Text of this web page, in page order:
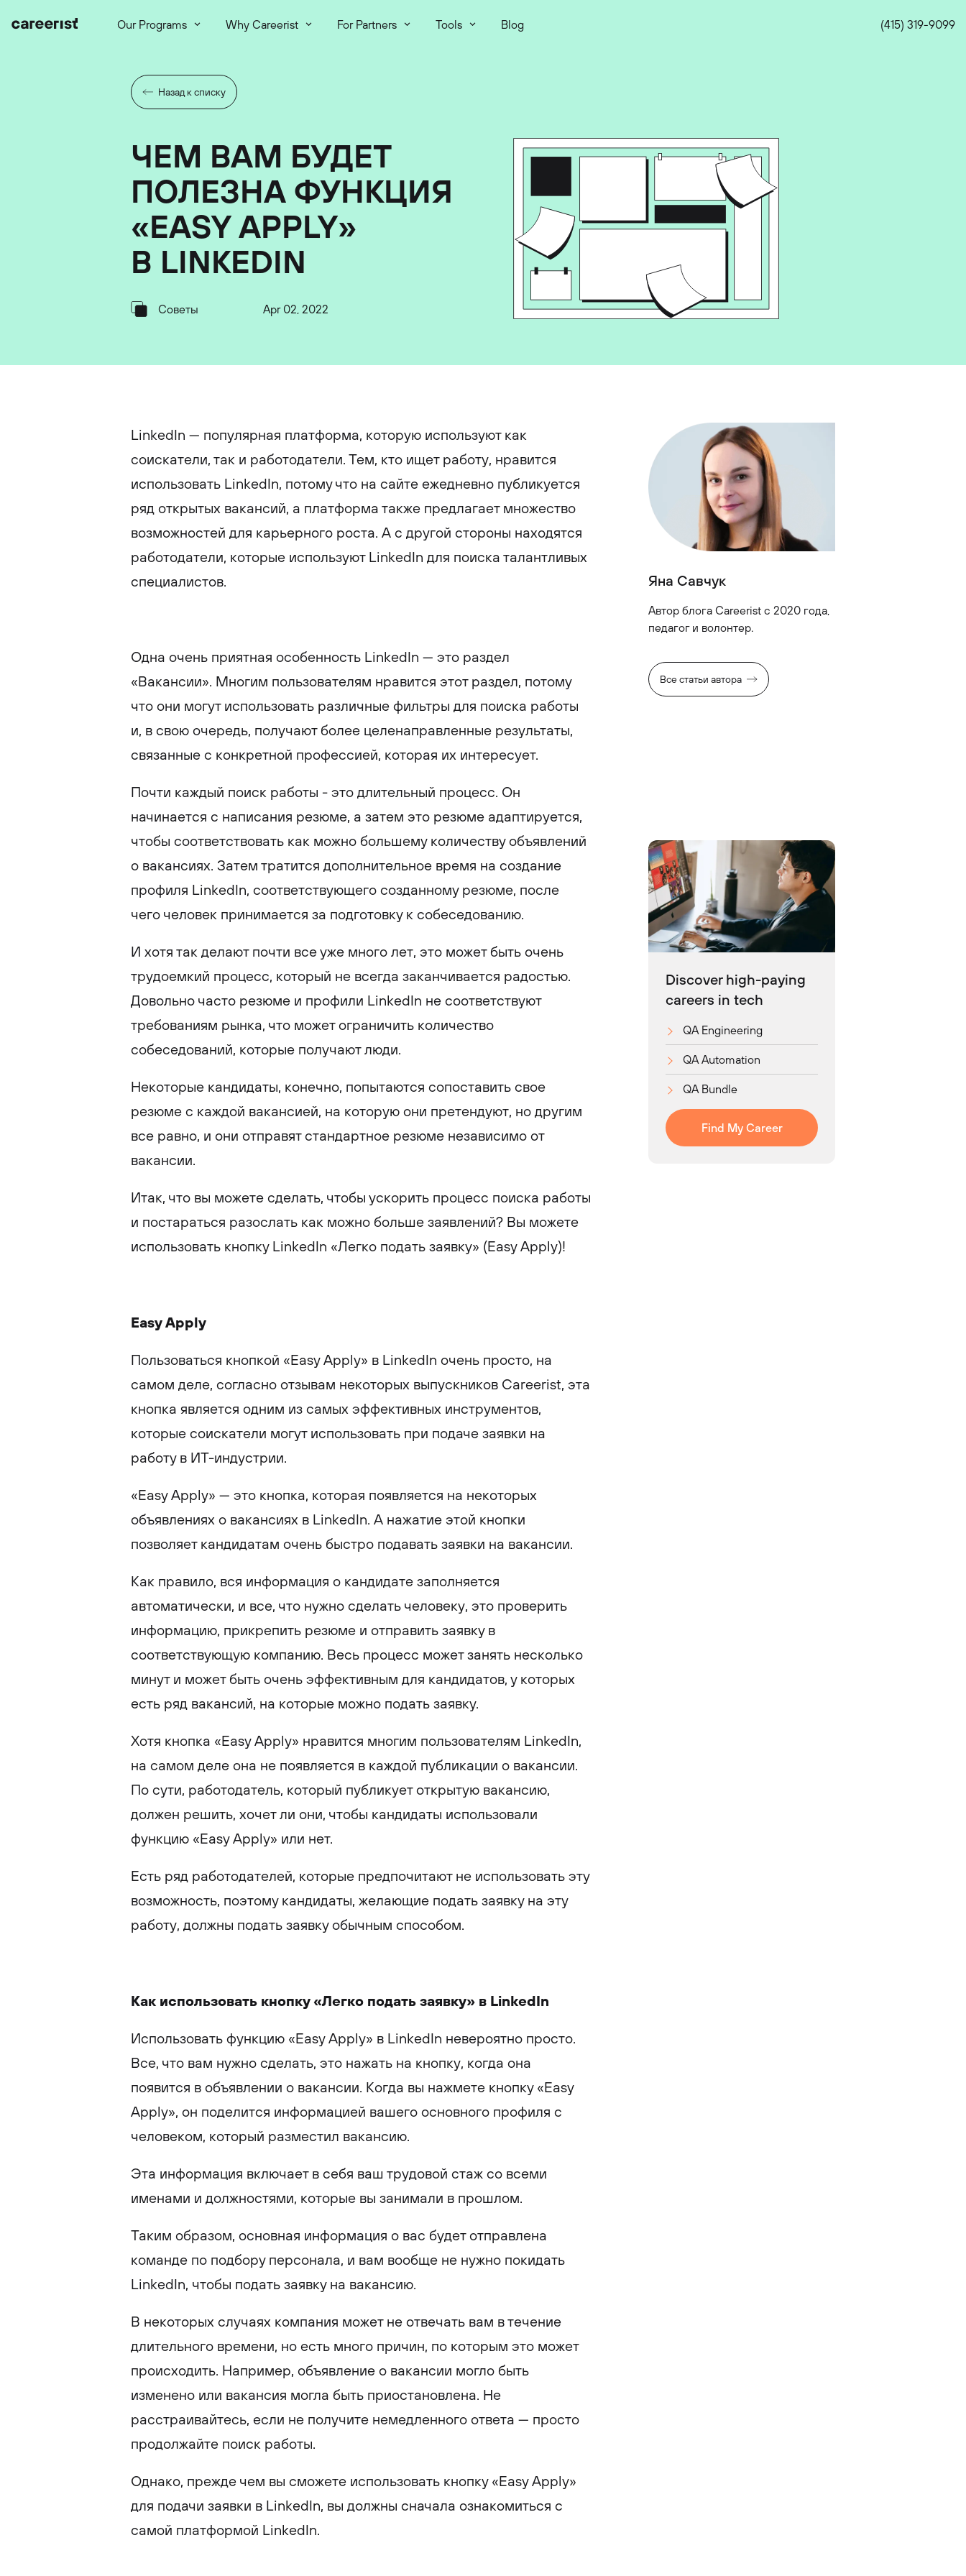
Our Programs Why Careerist For Partners Tools Blog (415) 319-9099
Назад к списку
ЧЕМ ВАМ БУДЕТ
ПОЛЕЗНА ФУНКЦИЯ
«EASY APPLY»
В LINKEDIN
Советы Apr 02, 2022
LinkedIn — популярная платформа, которую используют как
соискатели, так и работодатели. Тем, кто ищет работу, нравится
использовать LinkedIn, потому что на сайте ежедневно публикуется
ряд открытых вакансий, а платформа также предлагает множество
возможностей для карьерного роста. А с другой стороны находятся
работодатели, которые используют LinkedIn для поиска талантливых
специалистов.
Одна очень приятная особенность LinkedIn — это раздел
«Вакансии». Многим пользователям нравится этот раздел, потому
что они могут использовать различные фильтры для поиска работы
и, в свою очередь, получают более целенаправленные результаты,
связанные с конкретной профессией, которая их интересует.
Почти каждый поиск работы - это длительный процесс. Он
начинается с написания резюме, а затем это резюме адаптируется,
чтобы соответствовать как можно большему количеству объявлений
о вакансиях. Затем тратится дополнительное время на создание
профиля LinkedIn, соответствующего созданному резюме, после
чего человек принимается за подготовку к собеседованию.
И хотя так делают почти все уже много лет, это может быть очень
трудоемкий процесс, который не всегда заканчивается радостью.
Довольно часто резюме и профили LinkedIn не соответствуют
требованиям рынка, что может ограничить количество
собеседований, которые получают люди.
Некоторые кандидаты, конечно, попытаются сопоставить свое
резюме с каждой вакансией, на которую они претендуют, но другим
все равно, и они отправят стандартное резюме независимо от
вакансии.
Итак, что вы можете сделать, чтобы ускорить процесс поиска работы
и постараться разослать как можно больше заявлений? Вы можете
использовать кнопку LinkedIn «Легко подать заявку» (Easy Apply)!
Easy Apply
Пользоваться кнопкой «Easy Apply» в LinkedIn очень просто, на
самом деле, согласно отзывам некоторых выпускников Careerist, эта
кнопка является одним из самых эффективных инструментов,
которые соискатели могут использовать при подаче заявки на
работу в ИТ-индустрии.
«Easy Apply» — это кнопка, которая появляется на некоторых
объявлениях о вакансиях в LinkedIn. А нажатие этой кнопки
позволяет кандидатам очень быстро подавать заявки на вакансии.
Как правило, вся информация о кандидате заполняется
автоматически, и все, что нужно сделать человеку, это проверить
информацию, прикрепить резюме и отправить заявку в
соответствующую компанию. Весь процесс может занять несколько
минут и может быть очень эффективным для кандидатов, у которых
есть ряд вакансий, на которые можно подать заявку.
Хотя кнопка «Easy Apply» нравится многим пользователям LinkedIn,
на самом деле она не появляется в каждой публикации о вакансии.
По сути, работодатель, который публикует открытую вакансию,
должен решить, хочет ли они, чтобы кандидаты использовали
функцию «Easy Apply» или нет.
Есть ряд работодателей, которые предпочитают не использовать эту
возможность, поэтому кандидаты, желающие подать заявку на эту
работу, должны подать заявку обычным способом.
Как использовать кнопку «Легко подать заявку» в LinkedIn
Использовать функцию «Easy Apply» в LinkedIn невероятно просто.
Все, что вам нужно сделать, это нажать на кнопку, когда она
появится в объявлении о вакансии. Когда вы нажмете кнопку «Easy
Apply», он поделится информацией вашего основного профиля с
человеком, который разместил вакансию.
Эта информация включает в себя ваш трудовой стаж со всеми
именами и должностями, которые вы занимали в прошлом.
Таким образом, основная информация о вас будет отправлена ​​
команде по подбору персонала, и вам вообще не нужно покидать
LinkedIn, чтобы подать заявку на вакансию.
В некоторых случаях компания может не отвечать вам в течение
длительного времени, но есть много причин, по которым это может
происходить. Например, объявление о вакансии могло быть
изменено или вакансия могла быть приостановлена. Не
расстраивайтесь, если не получите немедленного ответа — просто
продолжайте поиск работы.
Однако, прежде чем вы сможете использовать кнопку «Easy Apply»
для подачи заявки в LinkedIn, вы должны сначала ознакомиться с
самой платформой LinkedIn.
Яна Савчук
Автор блога Careerist с 2020 года,
педагог и волонтер.
Все статьи автора
Discover high-paying
careers in tech
QA Engineering
QA Automation
QA Bundle
Find My Career